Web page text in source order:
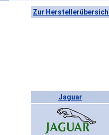
Zur
Jaguar